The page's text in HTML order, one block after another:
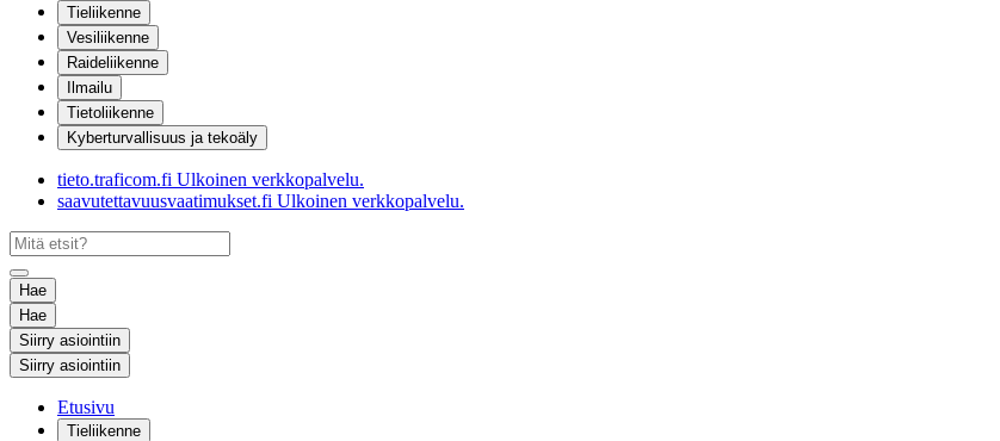
Tieliikenne
Vesiliikenne
Raideliikenne
Ilmailu
Tietoliikenne
Kyberturvallisuus ja tekoäly
tieto.traficom.fi Ulkoinen verkkopalvelu.
saavutettavuusvaatimukset.fi Ulkoinen verkkopalvelu.
Hae
Hae
Siirry asiointiin
Siirry asiointiin
Etusivu
Tieliikenne